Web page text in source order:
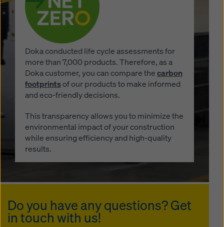
Doka conducted life cycle assessments for
more than 7,000 products. Therefore, as a
Doka customer, you can compare thecarbon
footprintsof our products to make informed
and eco-friendly decisions.
This transparency allows you to minimize the
environmental impact of your construction
while ensuring efficiency and high-quality
results.
Do you have any questions? Get
in touch with us!